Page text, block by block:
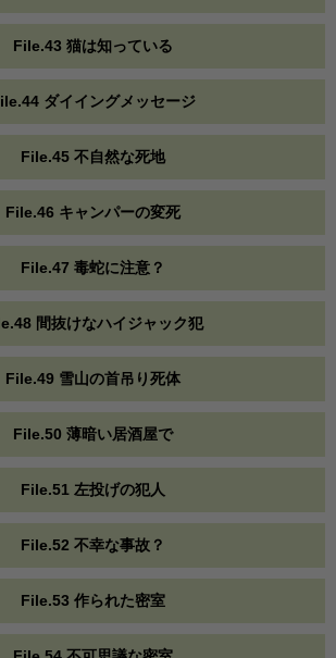
File.43 猫は知っている
ダイイングメッセージ
File.45 不自然な死地
File.46 キャンパーの変死
File.47 毒蛇に注意？
間抜けなハイジャック犯
File.49 雪山の首吊り死体
File.50 薄暗い居酒屋で
File.51 左投げの犯人
File.52 不幸な事故？
File.53 作られた密室